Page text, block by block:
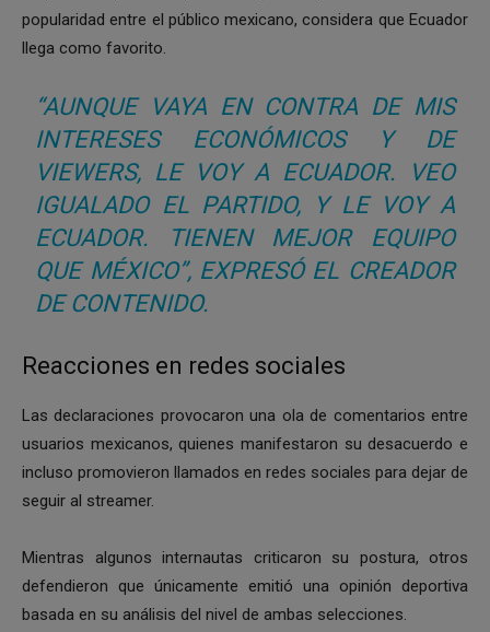
popularidad entre el público mexicano, considera que Ecuador
llega como favorito.
“AUNQUE VAYA EN CONTRA DE MIS
INTERESES ECONÓMICOS Y DE
VIEWERS, LE VOY A ECUADOR. VEO
IGUALADO EL PARTIDO, Y LE VOY A
ECUADOR. TIENEN MEJOR EQUIPO
QUE MÉXICO”, EXPRESÓ EL CREADOR
DE CONTENIDO.
Reacciones en redes sociales
Las declaraciones provocaron una ola de comentarios entre
usuarios mexicanos, quienes manifestaron su desacuerdo e
incluso promovieron llamados en redes sociales para dejar de
seguir al streamer.
Mientras algunos internautas criticaron su postura, otros
defendieron que únicamente emitió una opinión deportiva
basada en su análisis del nivel de ambas selecciones.